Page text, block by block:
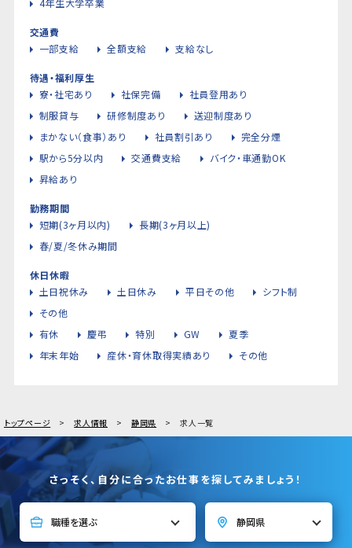
交通費
一部支給
全額支給 支給なし
待遇・福利厚生
寮・社宅あり
社保完備
社員登用あり
制服貸与
研修制度あり
送迎制度あり
まかない（食事）あり
社員割引あり
完全分煙
駅から5分以内
交通費支給
バイク・車通勤OK
昇給あり
勤務期間
短期(3ヶ月以内)
長期(3ヶ月以上)
春/夏/冬休み期間
休日休暇
土日祝休み
土日休み 平日その他
シフト制
その他
有休
慶弔 特別 GW
夏季
年末年始
産休・育休取得実績あり その他
トップページ 求人情報 静岡県 求人一覧
さっそく、自分に合ったお仕事を探してみましょう！